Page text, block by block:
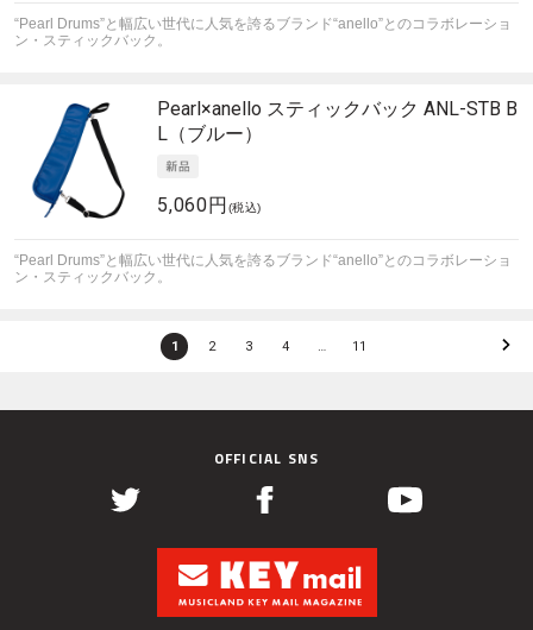
“Pearl Drums”と幅広い世代に人気を誇るブランド“anello”とのコラボレーショ
ン・スティックバック。
Pearl×anello スティックバック ANL-STB B
L（ブルー）
5,060円 (税込)
“Pearl Drums”と幅広い世代に人気を誇るブランド“anello”とのコラボレーショ
ン・スティックバック。
1 2 3 4 … 11
OFFICIAL SNS